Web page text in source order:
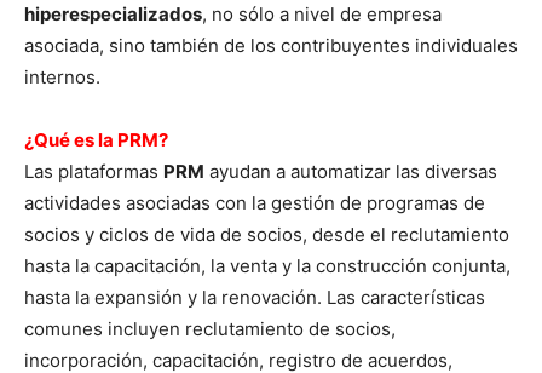
hiperespecializados, no sólo a nivel de empresa
asociada, sino también de los contribuyentes individuales
internos.
¿Qué es la PRM?
Las plataformas PRM ayudan a automatizar las diversas
actividades asociadas con la gestión de programas de
socios y ciclos de vida de socios, desde el reclutamiento
hasta la capacitación, la venta y la construcción conjunta,
hasta la expansión y la renovación. Las características
comunes incluyen reclutamiento de socios,
incorporación, capacitación, registro de acuerdos,